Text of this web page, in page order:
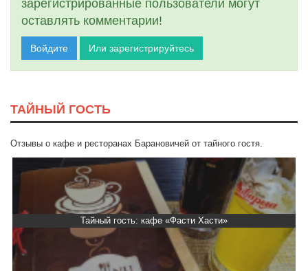
зарегистрированные пользователи могут
оставлять комментарии!
Войдите Или зарегистрируйтесь
ТАЙНЫЙ ГОСТЬ
Отзывы о кафе и ресторанах Барановичей от тайного гостя.
Тайный гость: кафе «Фасти Хасти»